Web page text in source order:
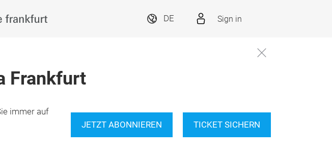
DE Sign in
Frankfurt
immer auf
JETZT ABONNIEREN TICKET SICHERN